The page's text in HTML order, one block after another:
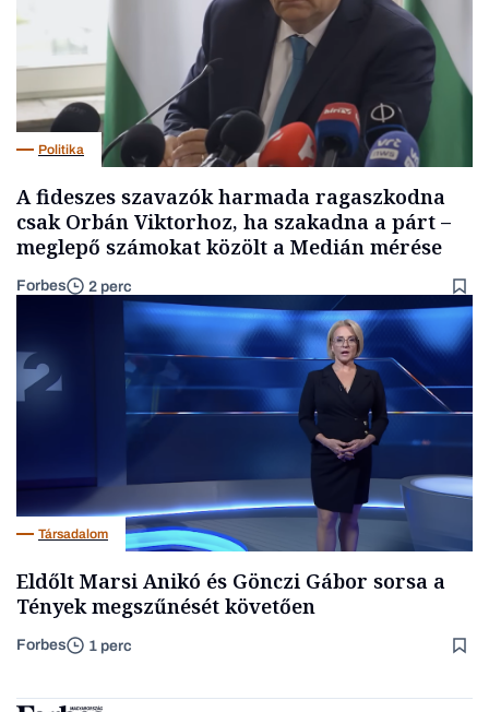
Politika
A fideszes szavazók harmada ragaszkodna
csak Orbán Viktorhoz, ha szakadna a párt –
meglepő számokat közölt a Medián mérése
Forbes 2 perc
Társadalom
Eldőlt Marsi Anikó és Gönczi Gábor sorsa a
Tények megszűnését követően
Forbes 1 perc